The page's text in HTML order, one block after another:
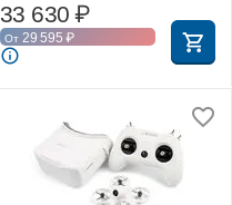
33 630 ₽
От 29 595 ₽